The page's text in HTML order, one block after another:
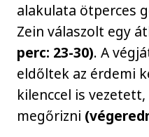
alakulata ötperces
Zein válaszolt egy
perc: 23-30). A
eldőltek az érdemi
kilenccel is
megőrizni